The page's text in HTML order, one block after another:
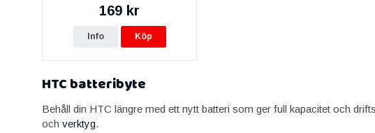
169 kr
Info Köp
HTC batteribyte
Behåll din HTC längre med ett nytt batteri som ger full kapacitet och
och verktyg.